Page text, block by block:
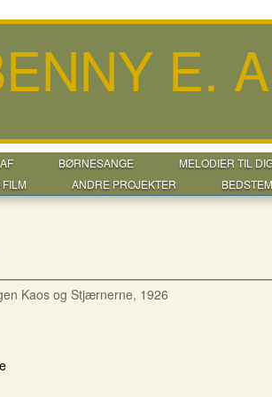
E.
BØRNESANGE
MELODIER TIL
ANDRE PROJEKTER
Kaos og Stjærnerne, 1926